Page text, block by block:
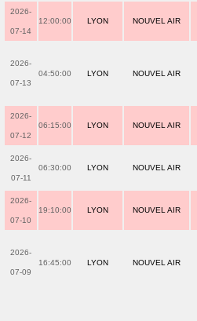
2026-
07-14
12:00:00 LYON NOUVEL AIR
2026-
07-13
04:50:00 LYON NOUVEL AIR
2026-
07-12
06:15:00 LYON NOUVEL AIR
2026-
07-11
06:30:00 LYON NOUVEL AIR
2026-
07-10
19:10:00 LYON NOUVEL AIR
2026-
07-09
16:45:00 LYON NOUVEL AIR